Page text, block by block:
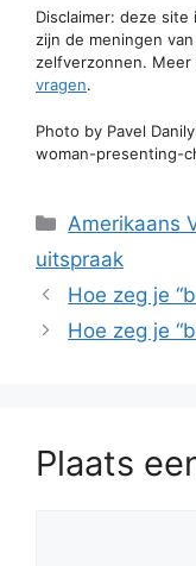
Disclaimer: deze
zijn de meningen
zelfverzonnen. Meer
vragen.
Photo by Pavel
woman-presenting-
Categorieën
Amerikaans
uitspraak
Hoe zeg je
Hoe zeg je
Plaats